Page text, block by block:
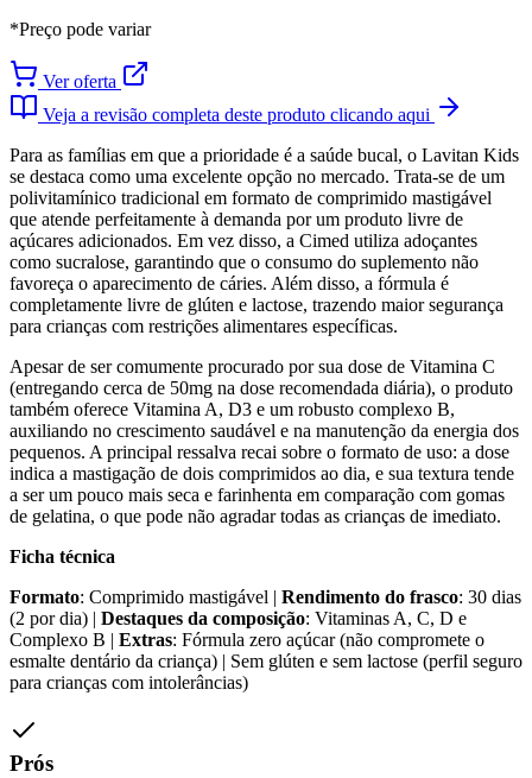
*Preço pode variar
Ver oferta
Veja a revisão completa deste produto clicando aqui
Para as famílias em que a prioridade é a saúde bucal, o Lavitan Kids
se destaca como uma excelente opção no mercado. Trata-se de um
polivitamínico tradicional em formato de comprimido mastigável
que atende perfeitamente à demanda por um produto livre de
açúcares adicionados. Em vez disso, a Cimed utiliza adoçantes
como sucralose, garantindo que o consumo do suplemento não
favoreça o aparecimento de cáries. Além disso, a fórmula é
completamente livre de glúten e lactose, trazendo maior segurança
para crianças com restrições alimentares específicas.
Apesar de ser comumente procurado por sua dose de Vitamina C
(entregando cerca de 50mg na dose recomendada diária), o produto
também oferece Vitamina A, D3 e um robusto complexo B,
auxiliando no crescimento saudável e na manutenção da energia dos
pequenos. A principal ressalva recai sobre o formato de uso: a dose
indica a mastigação de dois comprimidos ao dia, e sua textura tende
a ser um pouco mais seca e farinhenta em comparação com gomas
de gelatina, o que pode não agradar todas as crianças de imediato.
Ficha técnica
Formato: Comprimido mastigável | Rendimento do frasco: 30 dias
(2 por dia) | Destaques da composição: Vitaminas A, C, D e
Complexo B | Extras: Fórmula zero açúcar (não compromete o
esmalte dentário da criança) | Sem glúten e sem lactose (perfil seguro
para crianças com intolerâncias)
Prós